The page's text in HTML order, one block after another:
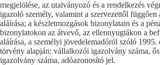
megjelölése, az utalványozó és a rendelkezés
igazoló személy, valamint a szervezettől függően
aláírása; a készletmozgások bizonylatain és a
bizonylatokon az átvevő, az ellennyugtákon a
aláírása, a személyi jövedelemadóról szóló
törvény alapján: vállalkozói igazolvány száma,
igazolvány száma, adóazonosító jel.